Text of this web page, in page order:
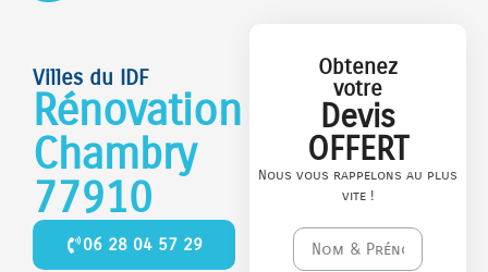
Villes du IDF
Rénovation
Chambry
77910
06 28 04 57 29
Obtenez
votre
Devis
OFFERT
Nous vous rappelons au plus
vite !